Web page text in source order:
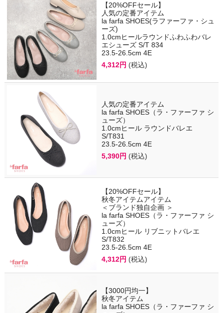
【20%OFFセール】
人気の定番アイテム
la farfa SHOES(ラファーファ・シュ
ーズ)
1.0cmヒールラウンドふわふわバレ
エシューズ S/T 834
23.5-26.5cm 4E
4,312円 (税込)
人気の定番アイテム
la farfa SHOES（ラ・ファーファ シ
ューズ）
1.0cmヒール ラウンドバレエ
S/T831
23.5-26.5cm 4E
5,390円 (税込)
【20%OFFセール】
秋冬アイテムアイテム
＜ブランド独自企画 ＞
la farfa SHOES（ラ・ファーファ シ
ューズ）
1.0cmヒール リブニットバレエ
S/T832
23.5-26.5cm 4E
4,312円 (税込)
【3000円均一】
秋冬アイテム
la farfa SHOES（ラ・ファーファ シ